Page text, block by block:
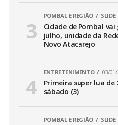
POMBAL E REGIÃO SLIDE
Cidade de Pombal
julho, unidade da
Novo Atacarejo
ENTRETENIMENTO 03/01/
Primeira super lua de
sábado (3)
POMBAL E REGIÃO SLIDE